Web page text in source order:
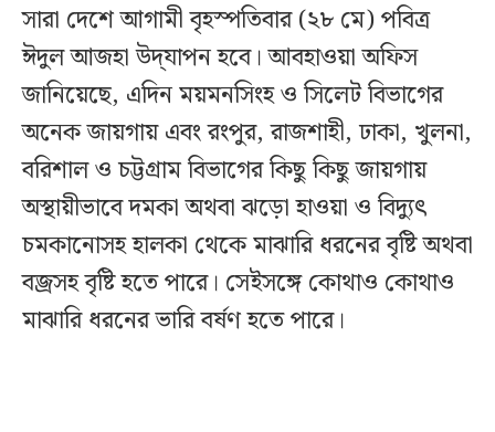
সারা দেশে আগামী বৃহস্পতিবার (২৮ মে) পবিত্র
ঈদুল আজহা উদ্‌যাপন হবে। আবহাওয়া অফিস
জানিয়েছে, এদিন ময়মনসিংহ ও সিলেট বিভাগের
অনেক জায়গায় এবং রংপুর, রাজশাহী, ঢাকা, খুলনা,
বরিশাল ও চট্টগ্রাম বিভাগের কিছু কিছু জায়গায়
অস্থায়ীভাবে দমকা অথবা ঝড়ো হাওয়া ও বিদ্যুৎ
চমকানোসহ হালকা থেকে মাঝারি ধরনের বৃষ্টি অথবা
বজ্রসহ বৃষ্টি হতে পারে। সেইসঙ্গে কোথাও কোথাও
মাঝারি ধরনের ভারি বর্ষণ হতে পারে।